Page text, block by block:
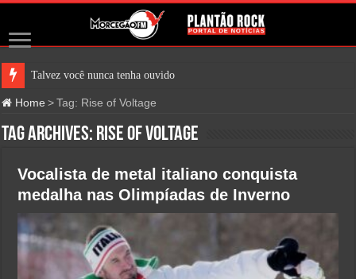
Talvez você nunca tenha ouvido falar d
Home > Tag: Rise of Voltage
Tag Archives: Rise of Voltage
Vocalista de metal italiano conquista
medalha nas Olimpíadas de Inverno